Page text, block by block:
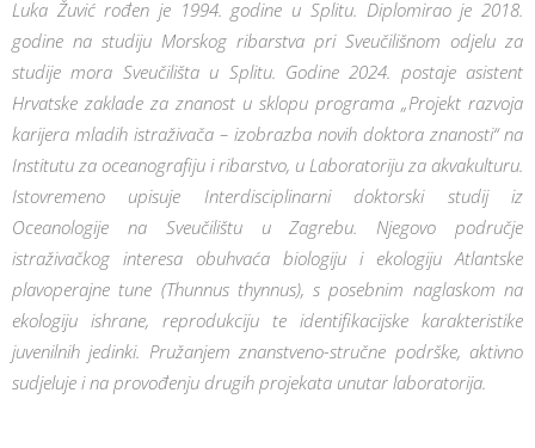
Luka Žuvić rođen je 1994. godine u Splitu. Diplomirao je 2018.
godine na studiju Morskog ribarstva pri Sveučilišnom odjelu za
studije mora Sveučilišta u Splitu. Godine 2024. postaje asistent
Hrvatske zaklade za znanost u sklopu programa „Projekt razvoja
karijera mladih istraživača – izobrazba novih doktora znanosti“ na
Institutu za oceanografiju i ribarstvo, u Laboratoriju za akvakulturu.
Istovremeno upisuje Interdisciplinarni doktorski studij iz
Oceanologije na Sveučilištu u Zagrebu. Njegovo područje
istraživačkog interesa obuhvaća biologiju i ekologiju Atlantske
plavoperajne tune (Thunnus thynnus), s posebnim naglaskom na
ekologiju ishrane, reprodukciju te identifikacijske karakteristike
juvenilnih jedinki. Pružanjem znanstveno-stručne podrške, aktivno
sudjeluje i na provođenju drugih projekata unutar laboratorija.